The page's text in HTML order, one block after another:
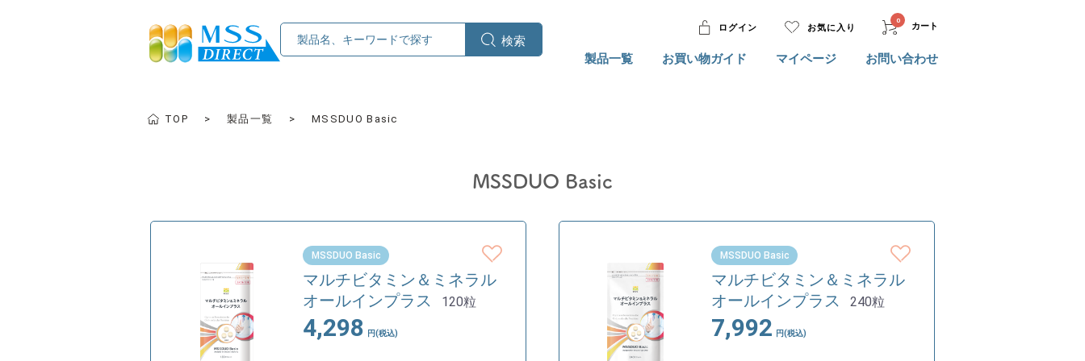
ログイン お気に入り
0
カート
製品一覧 お買い物ガイド マイページ お問い合わせ
TOP 製品一覧 MSSDUO Basic
MSSDUO Basic
MSSDUO Basic
マルチビタミン＆ミネラル
オールインプラス
120粒
4,298 円(税込)
MSSDUO Basic
マルチビタミン＆ミネラル
オールインプラス
240粒
7,992 円(税込)